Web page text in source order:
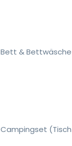
Bett & Bettwäsche
Campingset (Tisch